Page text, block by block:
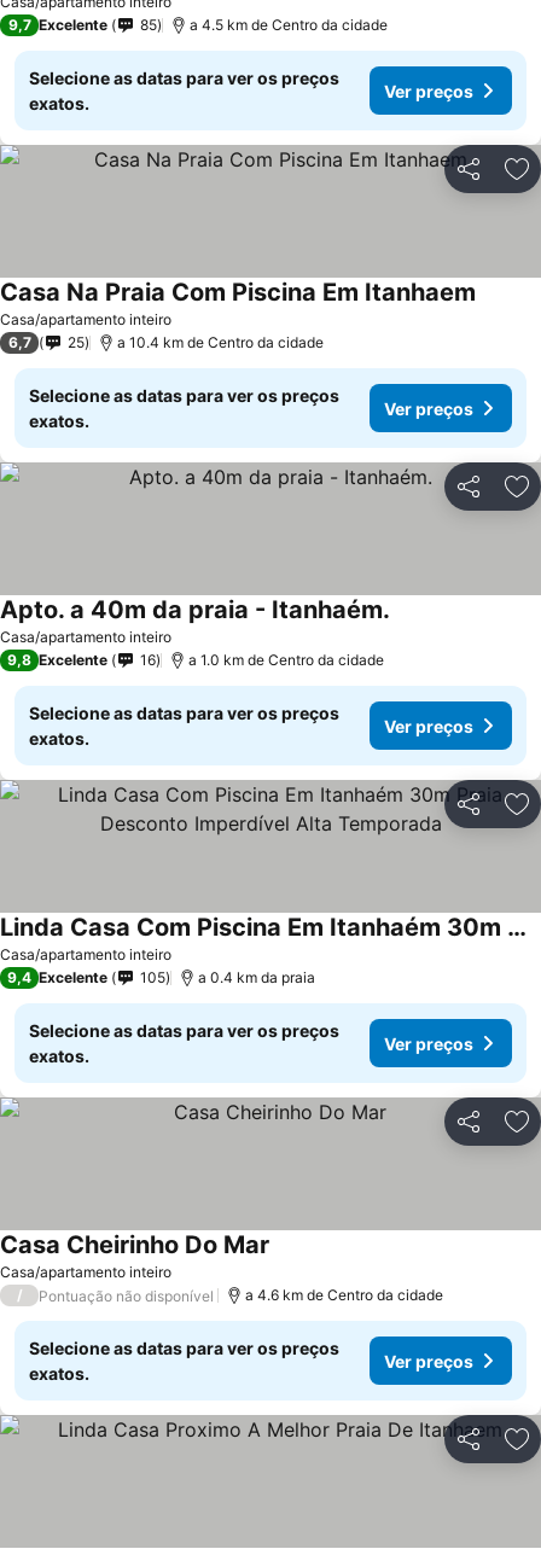
9,7 Excelente 85 a 4.5 km de Centro da cidade
Selecione as datas para ver os preços
exatos.
Ver preços
Partilhar
Casa/apartamento inteiro
Casa Na Praia Com Piscina Em Itanhaem
6,7 25 a 10.4 km de Centro da cidade
Selecione as datas para ver os preços
exatos.
Ver preços
Partilhar
Casa/apartamento inteiro
Apto. a 40m da praia - Itanhaém.
9,8 Excelente 16 a 1.0 km de Centro da cidade
Selecione as datas para ver os preços
exatos.
Ver preços
Partilhar
Casa/apartamento inteiro
Linda Casa Com Piscina Em Itanhaém 30m Praia Desconto Imperdível Alta Temporada
Ver preços
9,4 Excelente 105 a 0.4 km da praia
Selecione as datas para ver os preços
exatos.
Ver preços
Partilhar
Casa/apartamento inteiro
Casa Cheirinho Do Mar
/ Pontuação não disponível a 4.6 km de Centro da cidade
Selecione as datas para ver os preços
exatos.
Ver preços
Partilhar